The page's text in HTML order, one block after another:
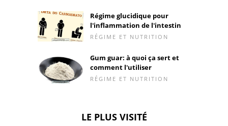
Régime glucidique pour
l'inflammation de l'intestin
RÉGIME ET NUTRITION
Gum guar: à quoi ça sert et
comment l'utiliser
RÉGIME ET NUTRITION
LE PLUS VISITÉ